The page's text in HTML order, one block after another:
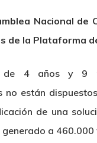
Nacional de
de la Plataforma
de 4 años y 9
no están
de una
a 460.000